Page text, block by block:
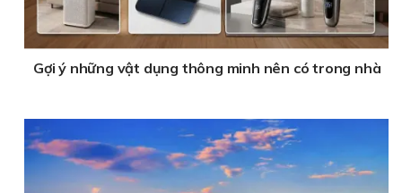
Gợi ý những vật dụng thông minh nên có trong nhà